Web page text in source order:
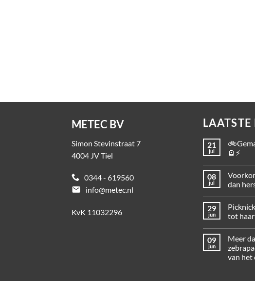
METEC BV
Simon Stevinstraat 7
4004 JV Tiel
0344 - 619560
email
info@metec.nl
KvK 11032296
21
jul
🪫⚡
08
jul
dan
29
jun
tot
09
jun
Meer
van het